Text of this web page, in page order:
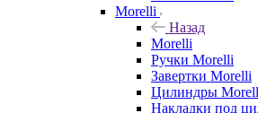
Morelli
Назад
Morelli
Ручки Morelli
Завертки Morelli
Цилиндры
Накладки под